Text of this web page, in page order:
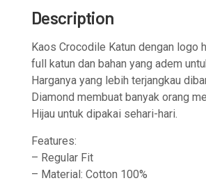
Description
Kaos Crocodile Katun dengan logo
full katun dan bahan yang adem
Harganya yang lebih terjangkau
Diamond membuat banyak orang
Hijau untuk dipakai sehari-hari.
Features:
– Regular Fit
– Material: Cotton 100%